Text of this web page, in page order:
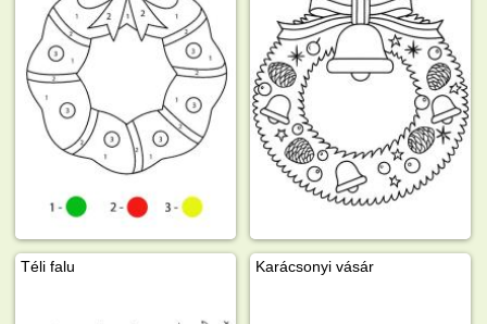
Téli falu Karácsonyi vásár